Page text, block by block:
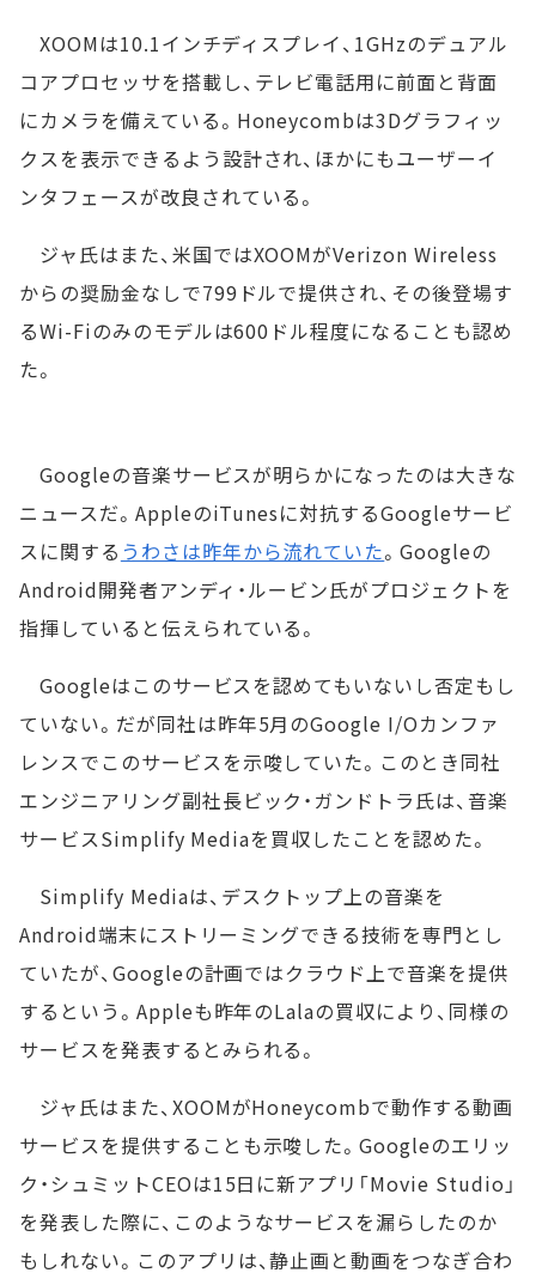
XOOMは10.1インチディスプレイ、1GHzのデュアル
コアプロセッサを搭載し、テレビ電話用に前面と背面
にカメラを備えている。Honeycombは3Dグラフィッ
クスを表示できるよう設計され、ほかにもユーザーイ
ンタフェースが改良されている。
ジャ氏はまた、米国ではXOOMがVerizon Wireless
からの奨励金なしで799ドルで提供され、その後登場す
るWi-Fiのみのモデルは600ドル程度になることも認め
た。
Googleの音楽サービスが明らかになったのは大きな
ニュースだ。AppleのiTunesに対抗するGoogleサービ
スに関する うわさは昨年から流れていた。Googleの
Android開発者アンディ・ルービン氏がプロジェクトを
指揮していると伝えられている。
Googleはこのサービスを認めてもいないし否定もし
ていない。だが同社は昨年5月のGoogle I/Oカンファ
レンスでこのサービスを示唆していた。このとき同社
エンジニアリング副社長ビック・ガンドトラ氏は、音楽
サービスSimplify Mediaを買収したことを認めた。
Simplify Mediaは、デスクトップ上の音楽を
Android端末にストリーミングできる技術を専門とし
ていたが、Googleの計画ではクラウド上で音楽を提供
するという。Appleも昨年のLalaの買収により、同様の
サービスを発表するとみられる。
ジャ氏はまた、XOOMがHoneycombで動作する動画
サービスを提供することも示唆した。Googleのエリッ
ク・シュミットCEOは15日に新アプリ「Movie Studio」
を発表した際に、このようなサービスを漏らしたのか
もしれない。このアプリは、静止画と動画をつなぎ合わ